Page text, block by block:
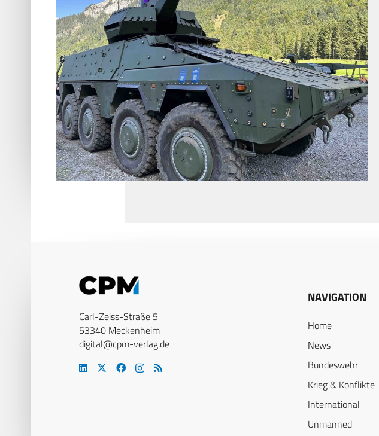
Carl-Zeiss-Straße 5
53340 Meckenheim
digital@cpm-verlag.de
NAVIGATION
Home
News
Bundeswehr
Krieg & Konflikte
International
Unmanned